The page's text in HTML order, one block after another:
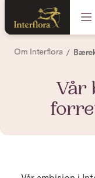
Om Interflora
Vår